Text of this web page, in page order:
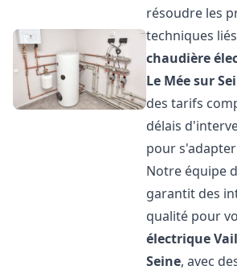
résoudre les
techniques
chaudière
Le Mée sur
des tarifs
délais
pour
Notre équipe
garantit des
qualité pour
électrique
Seine, avec